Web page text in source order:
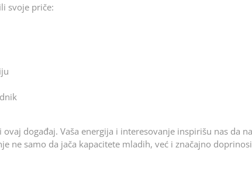
svoje priče:
događaj. Vaša energija i interesovanje inspirišu nas da
ne samo da jača kapacitete mladih, već i značajno